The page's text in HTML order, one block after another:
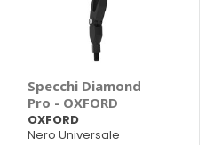
Specchi Diamond
Pro - OXFORD
OXFORD
Nero Universale